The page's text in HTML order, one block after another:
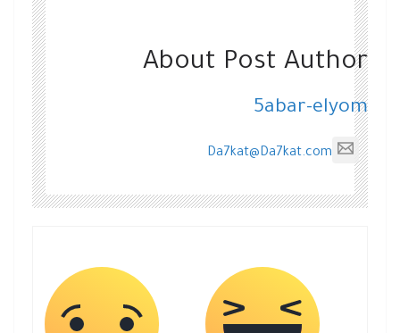
About Post Author
5abar-elyom
Da7kat@Da7kat.com